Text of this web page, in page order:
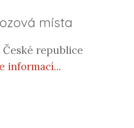
místa
České republice
informací...